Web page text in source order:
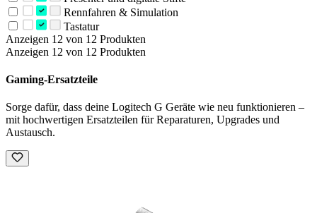
Rennfahren & Simulation
Tastatur
Anzeigen 12 von 12 Produkten
Anzeigen 12 von 12 Produkten
Gaming-Ersatzteile
Sorge dafür, dass deine Logitech G Geräte wie neu funktionieren –
mit hochwertigen Ersatzteilen für Reparaturen, Upgrades und
Austausch.